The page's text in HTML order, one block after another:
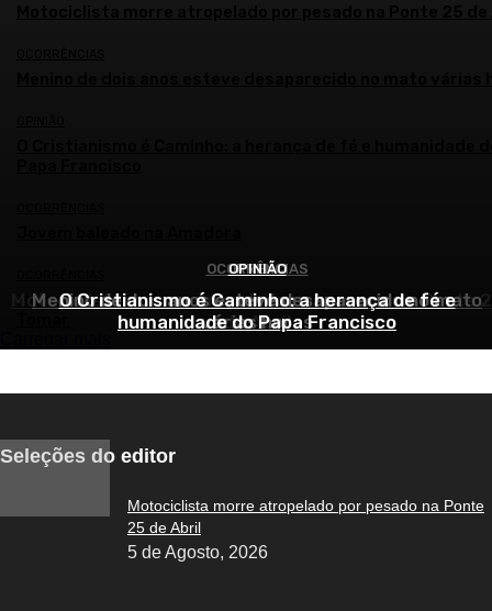
OCORRÊNCIAS
Motociclista morre atropelado por pesado na Ponte
de Abril
OCORRÊNCIAS
Menino de dois anos esteve desaparecido no mato
várias horas
OPINIÃO
O Cristianismo é Caminho: a herança de fé e
humanidade do Papa Francisco
Mulher morre após despiste de autocarro contra hospital
Seleções do editor
Motociclista morre atropelado por pesado na Ponte
25 de Abril
5 de Agosto, 2026